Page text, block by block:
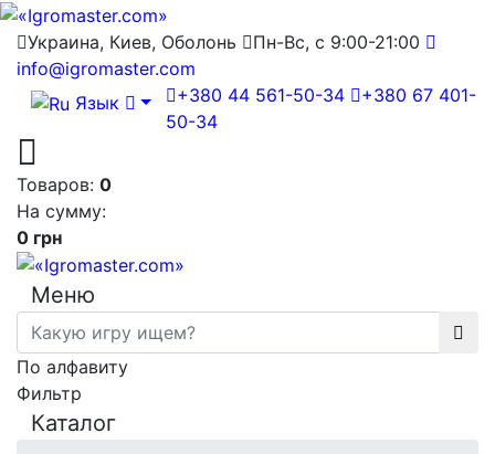
Украина, Киев, Оболонь
Пн-Вс, с 9:00-21:00
info@igromaster.com
Язык
+380 44 561-50-34
+380 67 401-
50-34
Товаров: 0
На сумму:
0 грн
Меню
По алфавиту
Фильтр
Каталог